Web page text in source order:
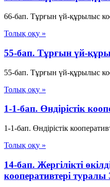
66-бап. Тұрғын үй-құрылыс
Толық оқу »
55-бап. Тұрғын үй-
55-бап. Тұрғын үй-құрылыс
Толық оқу »
1-1-бап. Өндiрiстiк
1-1-бап. Өндiрiстiк
Толық оқу »
14-бап. Жергілікті
кооперативтері